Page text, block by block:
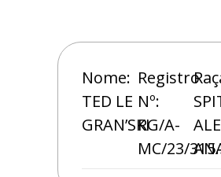
Nome:
TED LE
GRAN’SKI
Registro
Nº:
RG/A-
MC/23/